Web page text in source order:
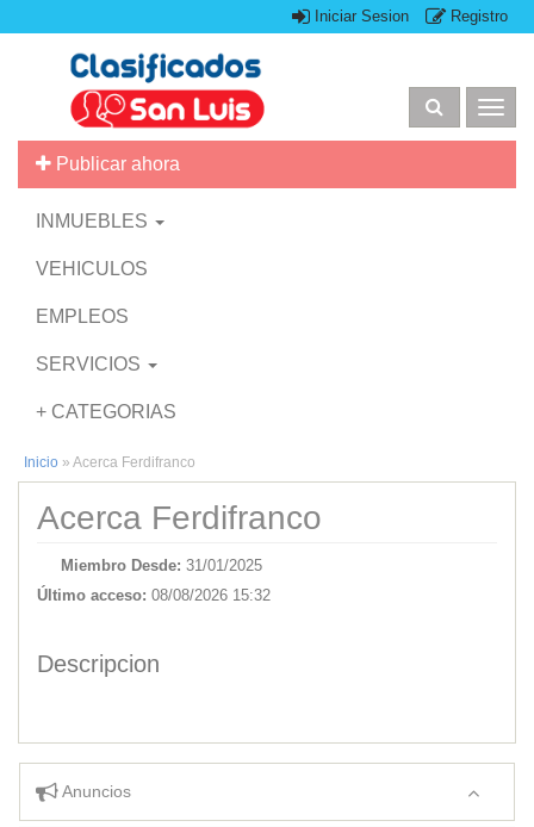
Iniciar Sesion Registro
Publicar ahora
INMUEBLES
VEHICULOS
EMPLEOS
SERVICIOS
+ CATEGORIAS
Inicio » Acerca Ferdifranco
Acerca Ferdifranco
Miembro Desde: 31/01/2025
Último acceso: 08/08/2026 15:32
Descripcion
Anuncios